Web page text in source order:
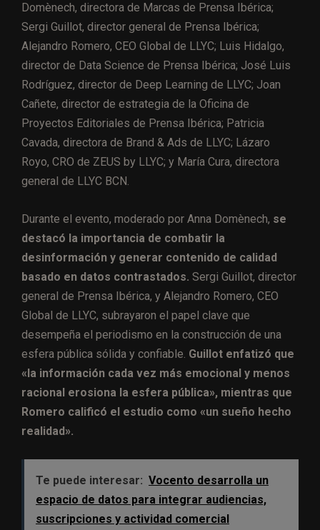
Domènech, directora de Marcas de Prensa Ibérica;
Sergi Guillot, director general de Prensa Ibérica;
Alejandro Romero, CEO Global de LLYC; Luis Hidalgo,
director de Data Science de Prensa Ibérica; José Luis
Rodríguez, director de Deep Learning de LLYC; Joan
Cañete, director de estrategia de la Oficina de
Proyectos Editoriales de Prensa Ibérica; Patricia
Cavada, directora de Brand & Ads de LLYC; Lázaro
Royo, CRO de ZEUS by LLYC; y María Cura, directora
general de LLYC BCN.
Durante el evento, moderado por Anna Domènech, se
destacó la importancia de combatir la
desinformación y generar contenido de calidad
basado en datos contrastados. Sergi Guillot, director
general de Prensa Ibérica, y Alejandro Romero, CEO
Global de LLYC, subrayaron el papel clave que
desempeña el periodismo en la construcción de una
esfera pública sólida y confiable. Guillot enfatizó que
«la información cada vez más emocional y menos
racional erosiona la esfera pública», mientras que
Romero calificó el estudio como «un sueño hecho
realidad».
Te puede interesar: Vocento desarrolla un
espacio de datos para integrar audiencias,
suscripciones y actividad comercial